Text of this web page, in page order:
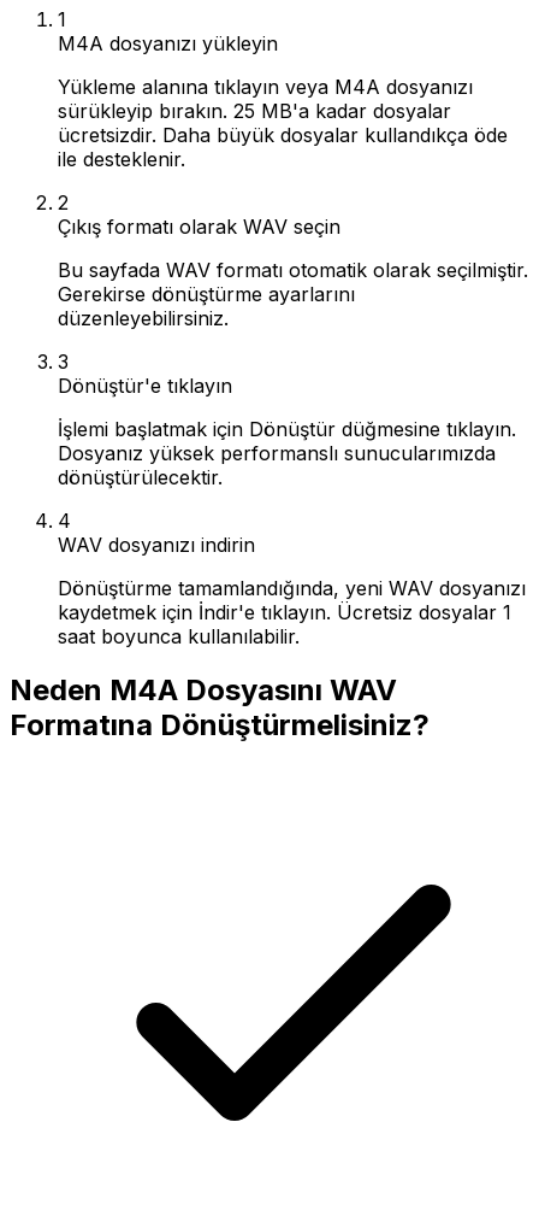
1
M4A dosyanızı yükleyin
Yükleme alanına tıklayın veya M4A dosyanızı
sürükleyip bırakın. 25 MB'a kadar dosyalar
ücretsizdir. Daha büyük dosyalar kullandıkça öde
ile desteklenir.
2
Çıkış formatı olarak WAV seçin
Bu sayfada WAV formatı otomatik olarak seçilmiştir.
Gerekirse dönüştürme ayarlarını
düzenleyebilirsiniz.
3
Dönüştür'e tıklayın
İşlemi başlatmak için Dönüştür düğmesine tıklayın.
Dosyanız yüksek performanslı sunucularımızda
dönüştürülecektir.
4
WAV dosyanızı indirin
Dönüştürme tamamlandığında, yeni WAV dosyanızı
kaydetmek için İndir'e tıklayın. Ücretsiz dosyalar 1
saat boyunca kullanılabilir.
Neden M4A Dosyasını WAV
Formatına Dönüştürmelisiniz?